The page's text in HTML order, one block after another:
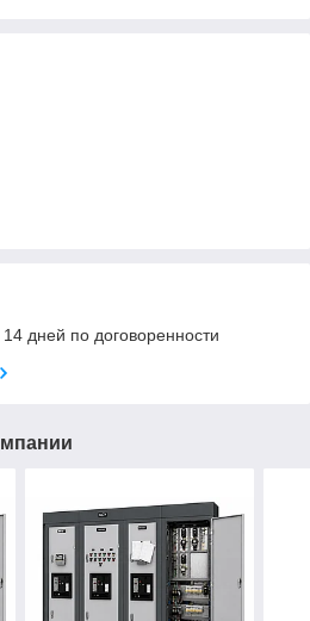
дней по договоренности